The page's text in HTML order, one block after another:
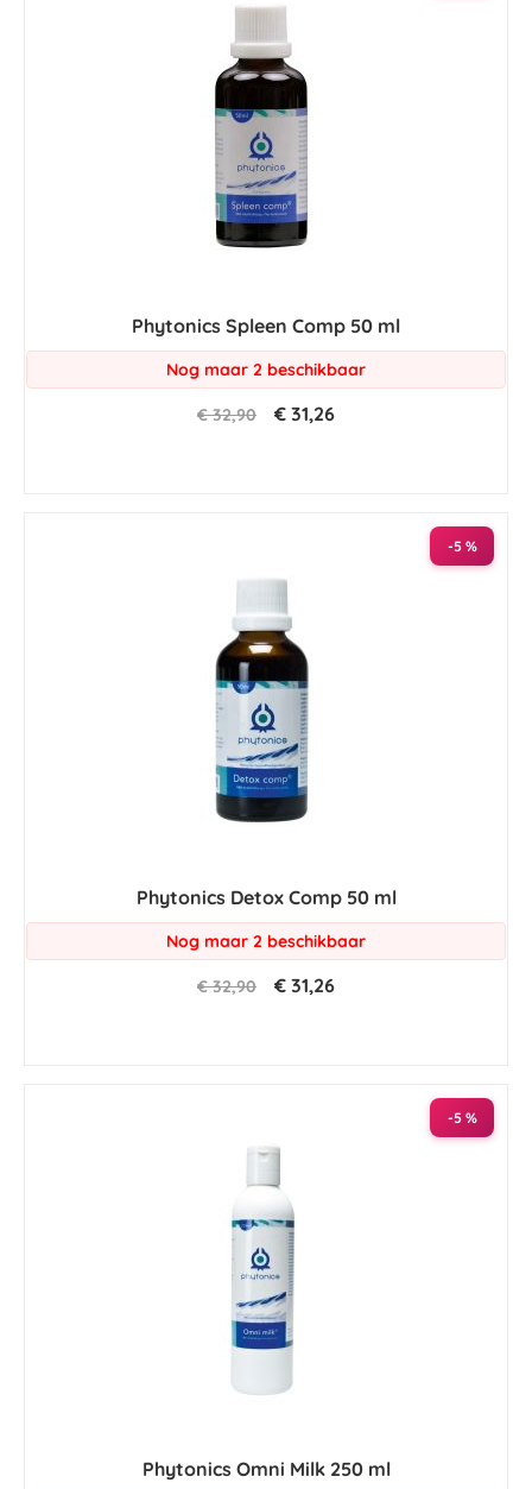
Phytonics Spleen Comp 50 ml
Nog maar 2 beschikbaar
€ 32,90 € 31,26
-5 %
Phytonics Detox Comp 50 ml
Nog maar 2 beschikbaar
€ 32,90 € 31,26
-5 %
Phytonics Omni Milk 250 ml